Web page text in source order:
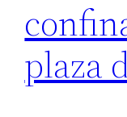
plaza